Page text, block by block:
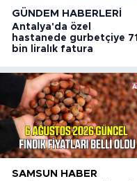
GÜNDEM HABERLERI
Antalya'da özel
hastanede gurbetçiye 71
bin liralık fatura
SAMSUN HABER